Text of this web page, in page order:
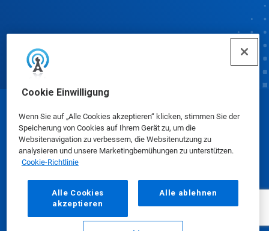
Cookie Einwilligung
Wenn Sie auf „Alle Cookies akzeptieren“ klicken, stimmen Sie der
Speicherung von Cookies auf Ihrem Gerät zu, um die
Websitenavigation zu verbessern, die Websitenutzung zu
analysieren und unsere Marketingbemühungen zu unterstützen.
Cookie-Richtlinie
Alle Cookies
akzeptieren
Alle ablehnen
© Ecolab Inc. 2025
Sicherheitsdatenblätter|Datenschutzrichtlinie